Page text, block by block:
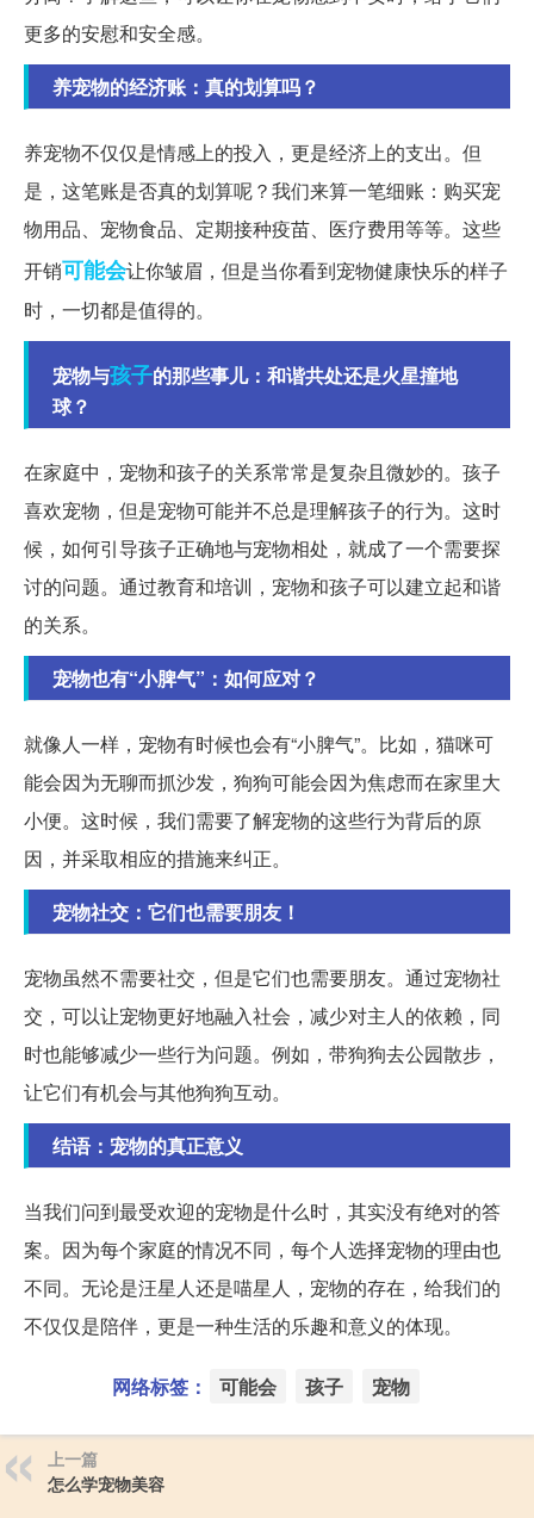
更多的安慰和安全感。
养宠物的经济账：真的划算吗？
养宠物不仅仅是情感上的投入，更是经济上的支出。但
是，这笔账是否真的划算呢？我们来算一笔细账：购买宠
物用品、宠物食品、定期接种疫苗、医疗费用等等。这些
开销可能会让你皱眉，但是当你看到宠物健康快乐的样子
时，一切都是值得的。
宠物与孩子的那些事儿：和谐共处还是火星撞地
球？
在家庭中，宠物和孩子的关系常常是复杂且微妙的。孩子
喜欢宠物，但是宠物可能并不总是理解孩子的行为。这时
候，如何引导孩子正确地与宠物相处，就成了一个需要探
讨的问题。通过教育和培训，宠物和孩子可以建立起和谐
的关系。
宠物也有“小脾气”：如何应对？
就像人一样，宠物有时候也会有“小脾气”。比如，猫咪可
能会因为无聊而抓沙发，狗狗可能会因为焦虑而在家里大
小便。这时候，我们需要了解宠物的这些行为背后的原
因，并采取相应的措施来纠正。
宠物社交：它们也需要朋友！
宠物虽然不需要社交，但是它们也需要朋友。通过宠物社
交，可以让宠物更好地融入社会，减少对主人的依赖，同
时也能够减少一些行为问题。例如，带狗狗去公园散步，
让它们有机会与其他狗狗互动。
结语：宠物的真正意义
当我们问到最受欢迎的宠物是什么时，其实没有绝对的答
案。因为每个家庭的情况不同，每个人选择宠物的理由也
不同。无论是汪星人还是喵星人，宠物的存在，给我们的
不仅仅是陪伴，更是一种生活的乐趣和意义的体现。
网络标签： 可能会 孩子 宠物
上一篇
怎么学宠物美容